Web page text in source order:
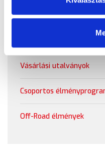
Vezetéstechnika
Vásárlási utalványok
Csoportos
Off-Road élmények